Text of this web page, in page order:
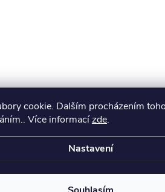
cookie. Dalším procházením
Více informacízde.
Nastavení